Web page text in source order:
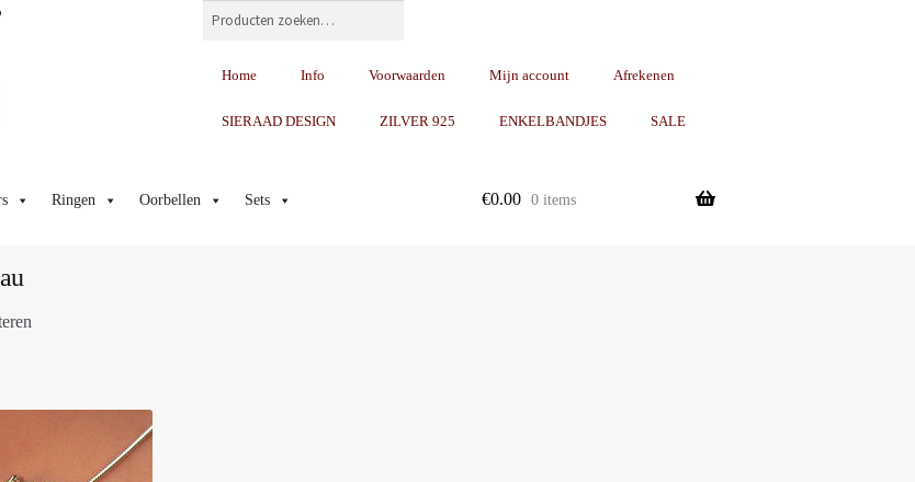
Zoeken
Home Info Voorwaarden Mijn account Afrekenen
SIERAAD DESIGN ZILVER 925 ENKELBANDJES SALE
Ringen Oorbellen Sets €0.00 0 items